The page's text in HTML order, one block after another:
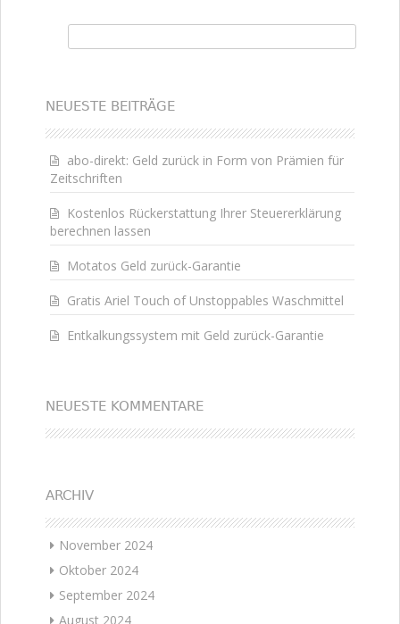
NEUESTE BEITRÄGE
abo-direkt: Geld zurück in Form von Prämien für
Zeitschriften
Kostenlos Rückerstattung Ihrer Steuererklärung
berechnen lassen
Motatos Geld zurück-Garantie
Gratis Ariel Touch of Unstoppables Waschmittel
Entkalkungssystem mit Geld zurück-Garantie
NEUESTE KOMMENTARE
ARCHIV
November 2024
Oktober 2024
September 2024
August 2024